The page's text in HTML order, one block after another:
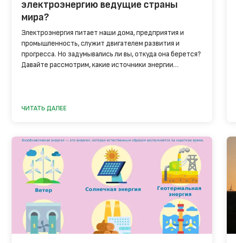
электроэнергию ведущие страны
мира?
Электроэнергия питает наши дома, предприятия и
промышленность, служит двигателем развития и
прогресса. Но задумывались ли вы, откуда она берется?
Давайте рассмотрим, какие источники энергии
ЧИТАТЬ ДАЛЕЕ